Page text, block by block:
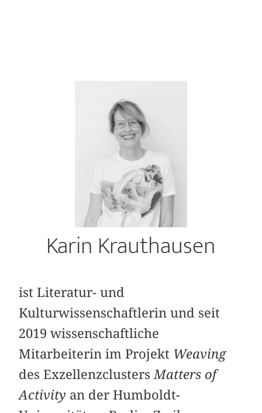
Karin Krauthausen
ist Literatur- und
Kulturwissenschaftlerin und seit
2019 wissenschaftliche
Mitarbeiterin im Projekt Weaving
des Exzellenzclusters Matters of
Activity an der Humboldt-